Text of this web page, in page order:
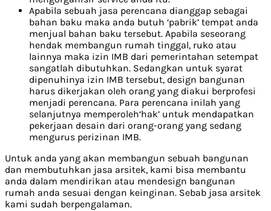
Apabila sebuah jasa perencana dianggap sebagai
bahan baku maka anda butuh ‘pabrik’ tempat anda
menjual bahan baku tersebut. Apabila seseorang
hendak membangun rumah tinggal, ruko atau
lainnya maka izin IMB dari pemerintahan setempat
sangatlah dibutuhkan. Sedangkan untuk syarat
dipenuhinya izin IMB tersebut, design bangunan
harus dikerjakan oleh orang yang diakui berprofesi
menjadi perencana. Para perencana inilah yang
selanjutnya memperoleh‘hak’ untuk mendapatkan
pekerjaan desain dari orang-orang yang sedang
mengurus perizinan IMB.
Untuk anda yang akan membangun sebuah bangunan
dan membutuhkan jasa arsitek, kami bisa membantu
anda dalam mendirikan atau mendesign bangunan
rumah anda sesuai dengan keinginan. Sebab jasa arsitek
kami sudah berpengalaman.